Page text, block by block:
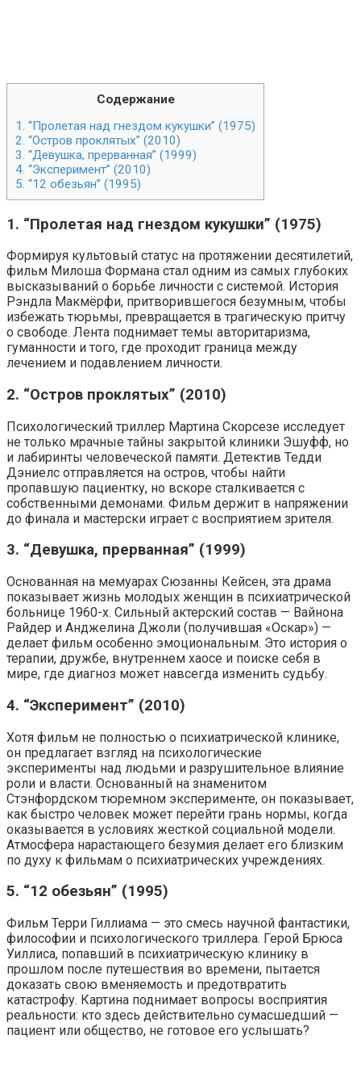
Содержание
1. “Пролетая над гнездом кукушки” (1975)
2. “Остров проклятых” (2010)
3. “Девушка, прерванная” (1999)
4. “Эксперимент” (2010)
5. “12 обезьян” (1995)
1. “Пролетая над гнездом кукушки” (1975)
Формируя культовый статус на протяжении десятилетий,
фильм Милоша Формана стал одним из самых глубоких
высказываний о борьбе личности с системой. История
Рэндла Макмёрфи, притворившегося безумным, чтобы
избежать тюрьмы, превращается в трагическую притчу
о свободе. Лента поднимает темы авторитаризма,
гуманности и того, где проходит граница между
лечением и подавлением личности.
2. “Остров проклятых” (2010)
Психологический триллер Мартина Скорсезе исследует
не только мрачные тайны закрытой клиники Эшуфф, но
и лабиринты человеческой памяти. Детектив Тедди
Дэниелс отправляется на остров, чтобы найти
пропавшую пациентку, но вскоре сталкивается с
собственными демонами. Фильм держит в напряжении
до финала и мастерски играет с восприятием зрителя.
3. “Девушка, прерванная” (1999)
Основанная на мемуарах Сюзанны Кейсен, эта драма
показывает жизнь молодых женщин в психиатрической
больнице 1960-х. Сильный актерский состав — Вайнона
Райдер и Анджелина Джоли (получившая «Оскар») —
делает фильм особенно эмоциональным. Это история о
терапии, дружбе, внутреннем хаосе и поиске себя в
мире, где диагноз может навсегда изменить судьбу.
4. “Эксперимент” (2010)
Хотя фильм не полностью о психиатрической клинике,
он предлагает взгляд на психологические
эксперименты над людьми и разрушительное влияние
роли и власти. Основанный на знаменитом
Стэнфордском тюремном эксперименте, он показывает,
как быстро человек может перейти грань нормы, когда
оказывается в условиях жесткой социальной модели.
Атмосфера нарастающего безумия делает его близким
по духу к фильмам о психиатрических учреждениях.
5. “12 обезьян” (1995)
Фильм Терри Гиллиама — это смесь научной фантастики,
философии и психологического триллера. Герой Брюса
Уиллиса, попавший в психиатрическую клинику в
прошлом после путешествия во времени, пытается
доказать свою вменяемость и предотвратить
катастрофу. Картина поднимает вопросы восприятия
реальности: кто здесь действительно сумасшедший —
пациент или общество, не готовое его услышать?